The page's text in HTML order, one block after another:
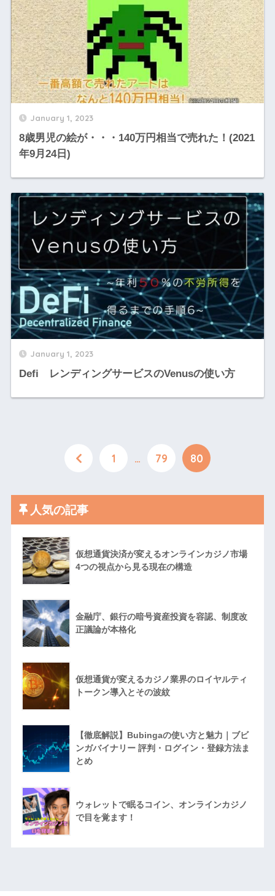
January 1, 2023
8歳男児の絵が・・・140万円相当で売れた！(2021
年9月24日)
January 1, 2023
Defi レンディングサービスのVenusの使い方
1 … 79 80
人気の記事
仮想通貨決済が変えるオンラインカジノ市場
4つの視点から見る現在の構造
金融庁、銀行の暗号資産投資を容認、制度改
正議論が本格化
仮想通貨が変えるカジノ業界のロイヤルティ
トークン導入とその波紋
【徹底解説】Bubingaの使い方と魅力｜ブビ
ンガバイナリー 評判・ログイン・登録方法ま
とめ
ウォレットで眠るコイン、オンラインカジノ
で目を覚ます！